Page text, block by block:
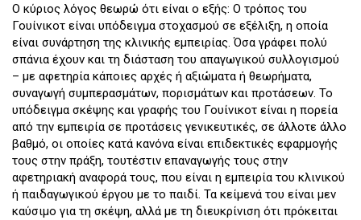
Ο κύριος λόγος θεωρώ ότι είναι ο εξής: Ο τρόπος του
Γουίνικοτ είναι υπόδειγμα στοχασμού σε εξέλιξη, η οποία
είναι συνάρτηση της κλινικής εμπειρίας. Όσα γράφει πολύ
σπάνια έχουν και τη διάσταση του απαγωγικού συλλογισμού
– με αφετηρία κάποιες αρχές ή αξιώματα ή θεωρήματα,
συναγωγή συμπερασμάτων, πορισμάτων και προτάσεων. Το
υπόδειγμα σκέψης και γραφής του Γουίνικοτ είναι η πορεία
από την εμπειρία σε προτάσεις γενικευτικές, σε άλλοτε άλλο
βαθμό, οι οποίες κατά κανόνα είναι επιδεκτικές εφαρμογής
τους στην πράξη, τουτέστιν επαναγωγής τους στην
αφετηριακή αναφορά τους, που είναι η εμπειρία του κλινικού
ή παιδαγωγικού έργου με το παιδί. Τα κείμενά του είναι μεν
καύσιμο για τη σκέψη, αλλά με τη διευκρίνιση ότι πρόκειται